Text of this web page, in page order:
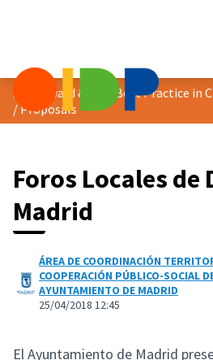
/Proposals
Foros Locales
Madrid
ÁREA DE COORDINACIÓN
COOPERACIÓN PÚBLICO-SOCIAL
AYUNTAMIENTO DE MADRID
25/04/2018 12:45
El Ayuntamiento de Madrid